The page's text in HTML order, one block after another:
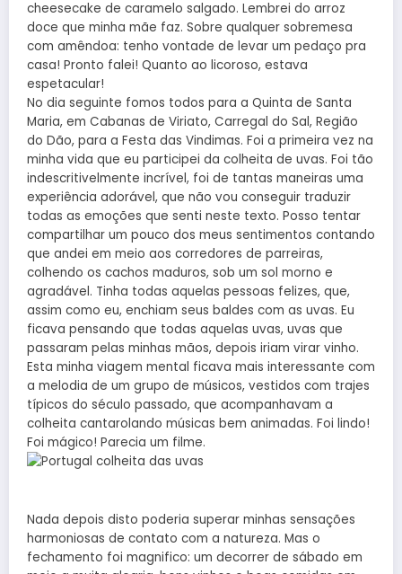
cheesecake de caramelo salgado. Lembrei do arroz
doce que minha mãe faz. Sobre qualquer sobremesa
com amêndoa: tenho vontade de levar um pedaço pra
casa! Pronto falei! Quanto ao licoroso, estava
espetacular!
No dia seguinte fomos todos para a Quinta de Santa
Maria, em Cabanas de Viriato, Carregal do Sal, Região
do Dão, para a Festa das Vindimas. Foi a primeira vez na
minha vida que eu participei da colheita de uvas. Foi tão
indescritivelmente incrível, foi de tantas maneiras uma
experiência adorável, que não vou conseguir traduzir
todas as emoções que senti neste texto. Posso tentar
compartilhar um pouco dos meus sentimentos contando
que andei em meio aos corredores de parreiras,
colhendo os cachos maduros, sob um sol morno e
agradável. Tinha todas aquelas pessoas felizes, que,
assim como eu, enchiam seus baldes com as uvas. Eu
ficava pensando que todas aquelas uvas, uvas que
passaram pelas minhas mãos, depois iriam virar vinho.
Esta minha viagem mental ficava mais interessante com
a melodia de um grupo de músicos, vestidos com trajes
típicos do século passado, que acompanhavam a
colheita cantarolando músicas bem animadas. Foi lindo!
Foi mágico! Parecia um filme.
Nada depois disto poderia superar minhas sensações
harmoniosas de contato com a natureza. Mas o
fechamento foi magnifico: um decorrer de sábado em